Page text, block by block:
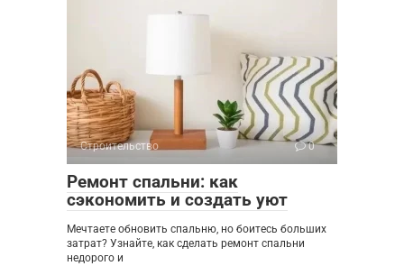
Строительство 0
Ремонт спальни: как
сэкономить и создать уют
Мечтаете обновить спальню, но боитесь больших
затрат? Узнайте, как сделать ремонт спальни
недорого и